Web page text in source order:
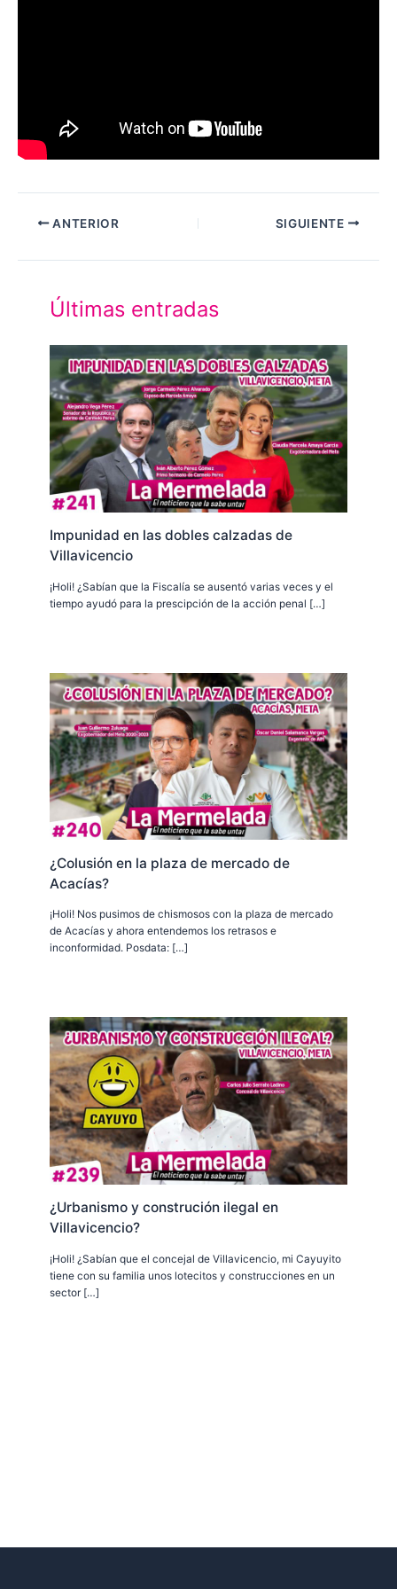
ANTERIOR SIGUIENTE
Últimas entradas
Impunidad en las dobles calzadas de
Villavicencio
¡Holi! ¿Sabían que la Fiscalía se ausentó varias veces y el
tiempo ayudó para la prescipción de la acción penal […]
¿Colusión en la plaza de mercado de
Acacías?
¡Holi! Nos pusimos de chismosos con la plaza de mercado
de Acacías y ahora entendemos los retrasos e
inconformidad. Posdata: […]
¿Urbanismo y construción ilegal en
Villavicencio?
¡Holi! ¿Sabían que el concejal de Villavicencio, mi Cayuyito
tiene con su familia unos lotecitos y construcciones en un
sector […]